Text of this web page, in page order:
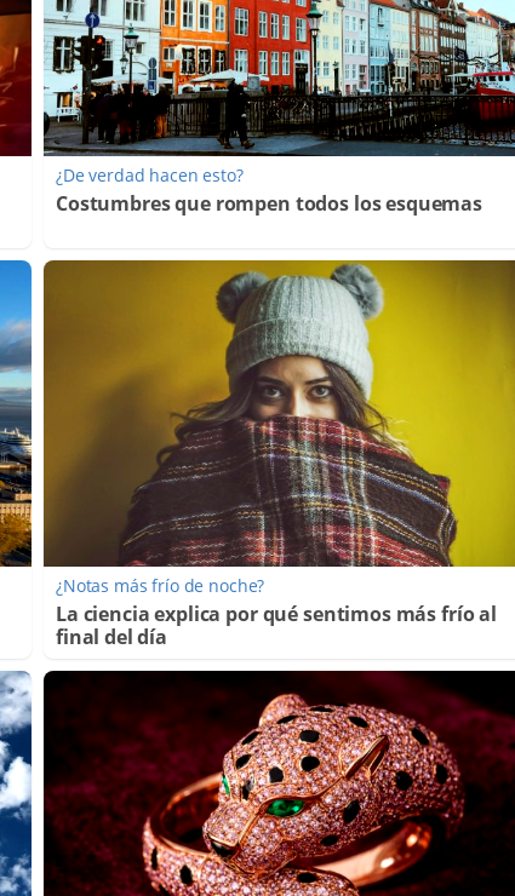
¿De verdad hacen esto?
Costumbres que rompen todos los esquemas
¿Notas más frío de noche?
La ciencia explica por qué sentimos más frío al
final del día